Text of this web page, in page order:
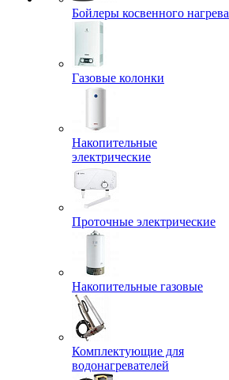
Бойлеры косвенного нагрева
Газовые колонки
Накопительные
электрические
Проточные электрические
Накопительные газовые
Комплектующие для
водонагревателей